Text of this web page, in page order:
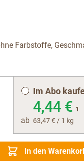
Farbstoffe,
Im Abo
ab
4,44 €
63,47 € / 1 kg
1
In den